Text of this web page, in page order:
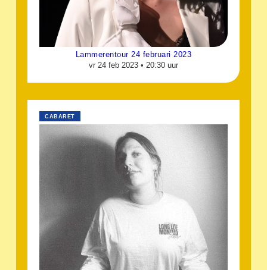
Lammerentour 24 februari 2023
vr 24 feb 2023 • 20:30 uur
CABARET